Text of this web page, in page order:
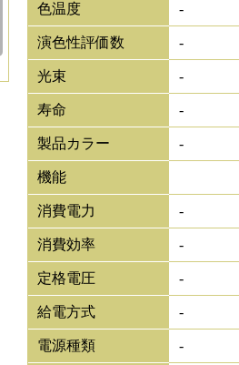
色温度 -
演色性評価数 -
光束 -
寿命 -
製品カラー -
機能
消費電力 -
消費効率 -
定格電圧 -
給電方式 -
電源種類 -